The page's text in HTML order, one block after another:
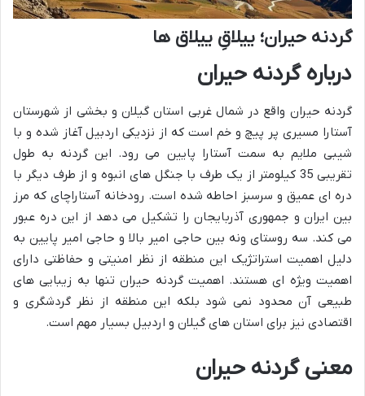
گردنه حیران؛ ییلاقِ ییلاق ها
درباره گردنه حیران
گردنه حیران واقع در شمال غربی استان گیلان و بخشی از شهرستان
آستارا مسیری پر پیچ و خم است که از نزدیکی اردبیل آغاز شده و با
شیبی ملایم به سمت آستارا پایین می رود. این گردنه به طول
تقریبی 35 کیلومتر از یک طرف با جنگل های انبوه و از طرف دیگر با
دره ای عمیق و سرسبز احاطه شده است. رودخانه آستاراچای که مرز
بین ایران و جمهوری آذربایجان را تشکیل می دهد از این دره عبور
می کند. سه روستای ونه بین حاجی امیر بالا و حاجی امیر پایین به
دلیل اهمیت استراتژیک این منطقه از نظر امنیتی و حفاظتی دارای
اهمیت ویژه ای هستند. اهمیت گردنه حیران تنها به زیبایی های
طبیعی آن محدود نمی شود بلکه این منطقه از نظر گردشگری و
اقتصادی نیز برای استان های گیلان و اردبیل بسیار مهم است.
معنی گردنه حیران